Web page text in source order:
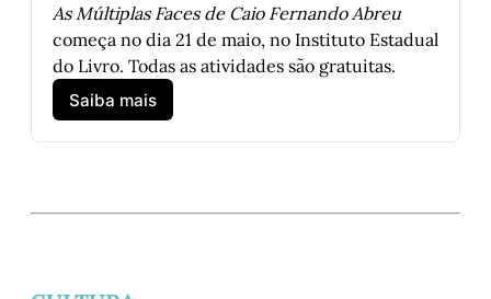
As Múltiplas Faces de Caio Fernando Abreu
começa no dia 21 de maio, no Instituto Estadual
do Livro. Todas as atividades são gratuitas.
Saiba mais